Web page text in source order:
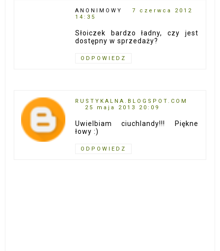
ANONIMOWY
7 czerwca 2012
14:35
Słoiczek bardzo ładny, czy jest
dostępny w sprzedaży?
ODPOWIEDZ
RUSTYKALNA.BLOGSPOT.COM
25 maja 2013 20:09
Uwielbiam ciuchlandy!!! Piękne
łowy :)
ODPOWIEDZ